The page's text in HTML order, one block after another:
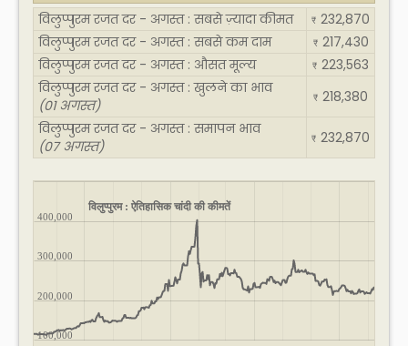
विलुप्पुरम रजत दर - अगस्त : सबसे ज़्यादा कीमत
₹ 232,870
विलुप्पुरम रजत दर - अगस्त : सबसे कम दाम
₹ 217,430
विलुप्पुरम रजत दर - अगस्त : औसत मूल्य
₹ 223,563
विलुप्पुरम रजत दर - अगस्त : खुलने का भाव
(01 अगस्त)
₹ 218,380
विलुप्पुरम रजत दर - अगस्त : समापन भाव
(07 अगस्त)
₹ 232,870
विलुप्पुरम : ऐतिहासिक चांदी की कीमतें
100,000
200,000
300,000
400,000